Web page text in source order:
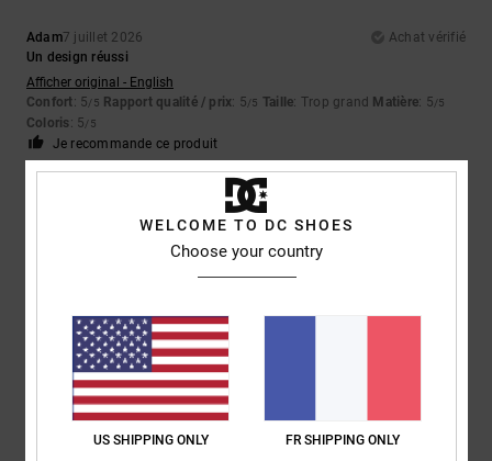
Adam7 juillet 2026
Achat vérifié
Un design réussi
Afficher original - English
Confort: 5/5 Rapport qualité / prix: 5/5 Taille: Trop grand Matière: 5/5
Coloris: 5/5
Je recommande ce produit
5/5
2 juillet 2026
Achat vérifié
Haut de la page
Afficher original - English
Confort: 5/5 Rapport qualité / prix
: 5/5
Je recommande ce produit
WELCOME TO DC SHOES
Choose your country
US SHIPPING ONLY FR SHIPPING ONLY